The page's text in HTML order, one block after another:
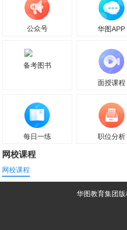
公众号 华图APP
备考图书
面授课程
每日一练 职位分析
网校课程
网校课程